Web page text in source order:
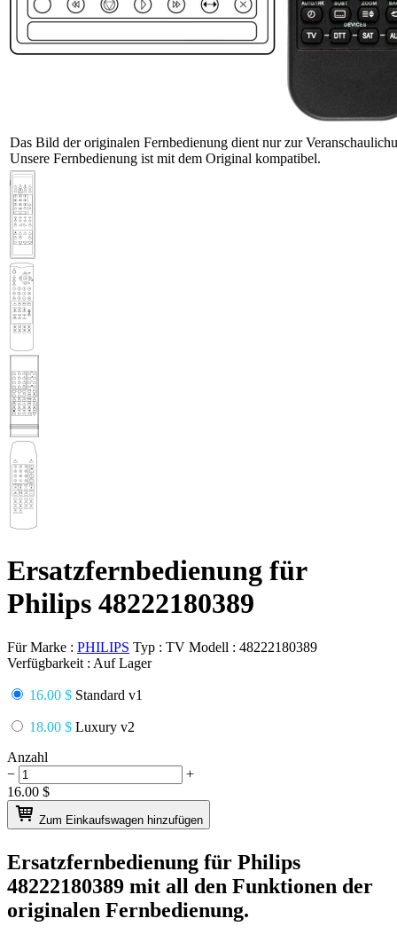
Das Bild der originalen Fernbedienung dient nur zur
Unsere Fernbedienung ist mit dem Original kompatibel.
Ersatzfernbedienung für
Philips 48222180389
Für Marke : PHILIPS Typ : TV Modell : 48222180389
Verfügbarkeit : Auf Lager
16.00 $ Standard v1
18.00 $ Luxury v2
Anzahl
−
+
16.00 $
Zum Einkaufswagen hinzufügen
Ersatzfernbedienung für Philips
48222180389 mit all den Funktionen der
originalen Fernbedienung.